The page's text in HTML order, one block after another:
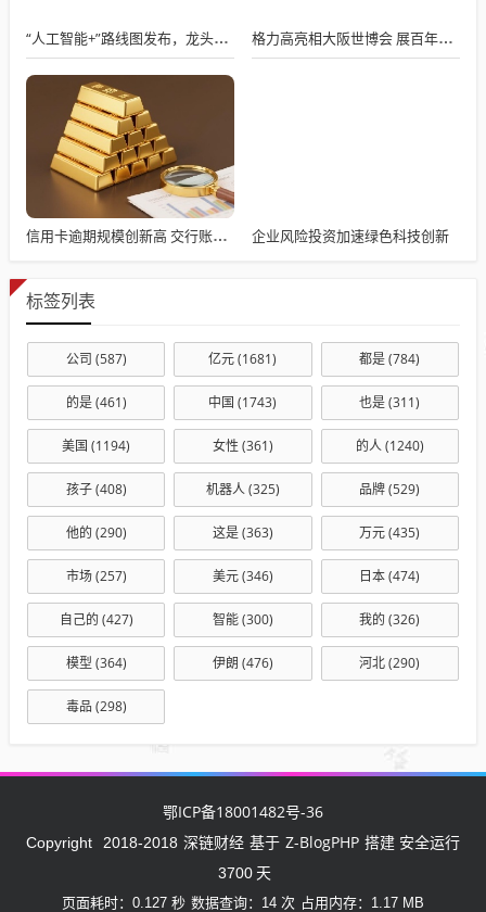
“人工智能+”路线图发布，龙头企业热议其深远影响 格力高亮相大阪世博会 展百年健康美味创新
信用卡逾期规模创新高 交行账单日还款日查询及优化指南引关注 企业风险投资加速绿色科技创新
标签列表
公司 (587) 亿元(1681) 都是(784)
的是(461) 中国 (1743) 也是(311)
美国 (1194) 女性 (361) 的人(1240)
孩子(408) 机器人(325) 品牌(529)
他的 (290) 这是(363) 万元(435)
市场(257) 美元(346) 日本(474)
自己的 (427) 智能(300) 我的 (326)
模型 (364) 伊朗 (476) 河北(290)
毒品 (298)
鄂ICP备18001482号-36
Copyright 2018-2018 深链财经 基于 Z-BlogPHP 搭建 安全运行
3700 天
页面耗时：0.127 秒 数据查询：14 次 占用内存：1.17 MB